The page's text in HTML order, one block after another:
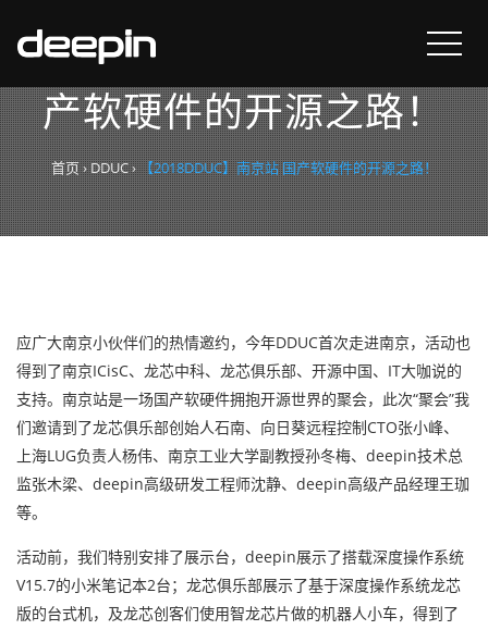
【2018DDUC】南京站 国
产软硬件的开源之路！
首页›DDUC›【2018DDUC】南京站 国产软硬件的开源之路！
应广大南京小伙伴们的热情邀约，今年DDUC首次走进南京，活动也
得到了南京ICisC、龙芯中科、龙芯俱乐部、开源中国、IT大咖说的
支持。南京站是一场国产软硬件拥抱开源世界的聚会，此次“聚会”我
们邀请到了龙芯俱乐部创始人石南、向日葵远程控制CTO张小峰、
上海LUG负责人杨伟、南京工业大学副教授孙冬梅、deepin技术总
监张木梁、deepin高级研发工程师沈静、deepin高级产品经理王珈
等。
活动前，我们特别安排了展示台，deepin展示了搭载深度操作系统
V15.7的小米笔记本2台；龙芯俱乐部展示了基于深度操作系统龙芯
版的台式机，及龙芯创客们使用智龙芯片做的机器人小车，得到了